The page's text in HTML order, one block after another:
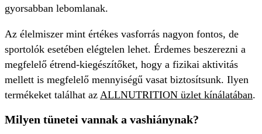
gyorsabban lebomlanak.
Az élelmiszer mint értékes vasforrás nagyon fontos, de
sportolók esetében elégtelen lehet. Érdemes beszerezni a
megfelelő étrend-kiegészítőket, hogy a fizikai aktivitás
mellett is megfelelő mennyiségű vasat biztosítsunk. Ilyen
termékeket találhat az ALLNUTRITION üzlet kínálatában.
Milyen tünetei vannak a vashiánynak?